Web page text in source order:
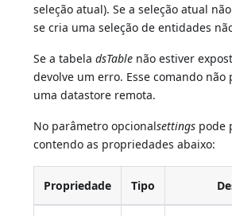
seleção atual). Se a seleção atual
se cria uma seleção de entidades
Se a tabeladsTable não estiver
devolve um erro. Esse comando não
uma datastore remota.
No parâmetro opcionalsettings pode
contendo as propriedades abaixo:
Propriedade Tipo